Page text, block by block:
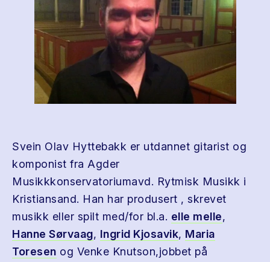
Svein Olav Hyttebakk er utdannet gitarist og
komponist fra Agder
Musikkkonservatoriumavd. Rytmisk Musikk i
Kristiansand. Han har produsert , skrevet
musikk eller spilt med/for bl.a. elle melle,
Hanne Sørvaag, Ingrid Kjosavik, Maria
Toresen og Venke Knutson,jobbet på